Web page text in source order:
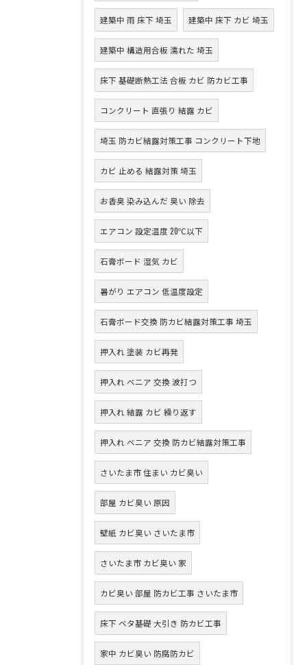
建築中 雨 床下 埼玉 建築中 床下 カビ 埼玉
建築中 構造用合板 濡れた 埼玉
床下 基礎断熱工法 合板 カビ 防カビ工事
コンクリート 直張り 結露 カビ
埼玉 防カビ結露対策工事 コンクリート下地
カビ 止める 結露対策 埼玉
お香臭 染み込んだ 臭い 除去
エアコン 設定温度 20℃以下
石膏ボード 湿気 カビ
暑がり エアコン 低温度設定
石膏ボード交換 防カビ結露対策工事 埼玉
押入れ 塗装 カビ再発
押入れ ベニア 交換 波打つ
押入れ 結露 カビ 繰り返す
押入れ ベニア 交換 防カビ結露対策工事
さいたま市 住まい カビ臭い
部屋 カビ臭い 原因
壁紙 カビ臭い さいたま市
さいたま市 カビ臭い 家
カビ臭い 部屋 防カビ工事 さいたま市
床下 ベタ基礎 大引き 防カビ工事
家中 カビ臭い 防腐防カビ